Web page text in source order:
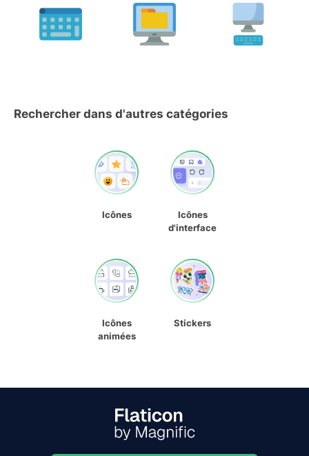
Rechercher dans d'autres catégories
Icônes
Icônes
d'interface
Icônes
animées
Stickers